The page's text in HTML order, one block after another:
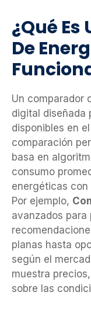
¿Qué Es
De
Un comparador
digital diseñada
disponibles en
comparación
basa en
consumo
energéticas con
Por ejemplo,
avanzados para
planas hasta
según el
muestra
sobre las